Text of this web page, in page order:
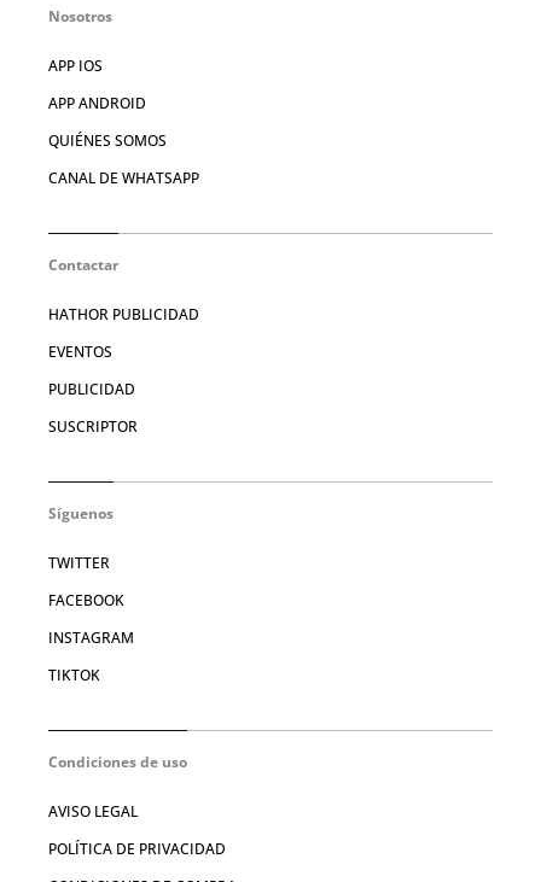
Nosotros
APP IOS
APP ANDROID
QUIÉNES SOMOS
CANAL DE WHATSAPP
Contactar
HATHOR PUBLICIDAD
EVENTOS
PUBLICIDAD
SUSCRIPTOR
Síguenos
TWITTER
FACEBOOK
INSTAGRAM
TIKTOK
Condiciones de uso
AVISO LEGAL
POLÍTICA DE PRIVACIDAD